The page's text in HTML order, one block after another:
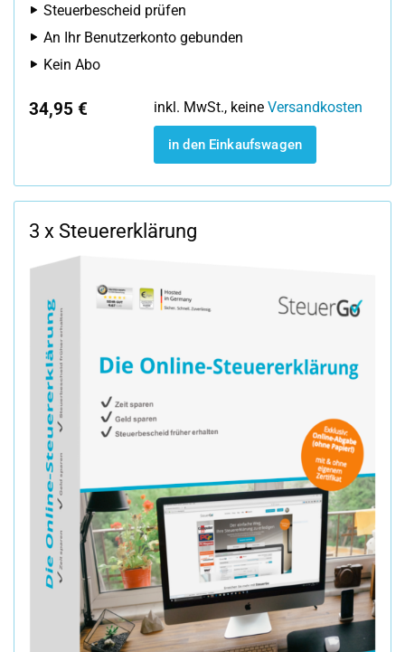
Steuerbescheid prüfen
An Ihr Benutzerkonto gebunden
Kein Abo
34,95 € inkl. MwSt., keine Versandkosten
in den Einkaufswagen
3 x Steuererklärung